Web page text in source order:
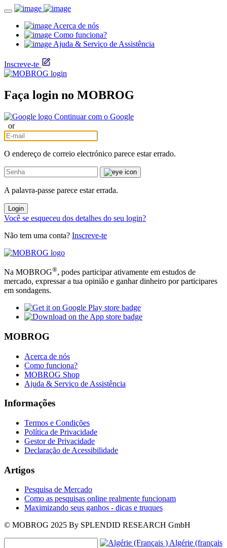
Acerca de nós
Como funciona?
Ajuda & Serviço de Assistência
Inscreve-te
Faça login no MOBROG
Continuar com o Google
or
O endereço de correio electrónico parece estar errado.
A palavra-passe parece estar errada.
Login
Você se esqueceu dos detalhes do seu login?
Não tem uma conta? Inscreve-te
Na MOBROG®, podes participar ativamente em estudos de
mercado, expressar a tua opinião e ganhar dinheiro por participares
em sondagens.
MOBROG
Acerca de nós
Como funciona?
MOBROG Shop
Ajuda & Serviço de Assistência
Informações
Termos e Condições
Política de Privacidade
Gestor de Privacidade
Declaração de Acessibilidade
Artigos
Pesquisa de Mercado
Como as pesquisas online realmente funcionam
Maximizando seus ganhos - dicas e truques
© MOBROG 2025 By SPLENDID RESEARCH GmbH
Algérie (français